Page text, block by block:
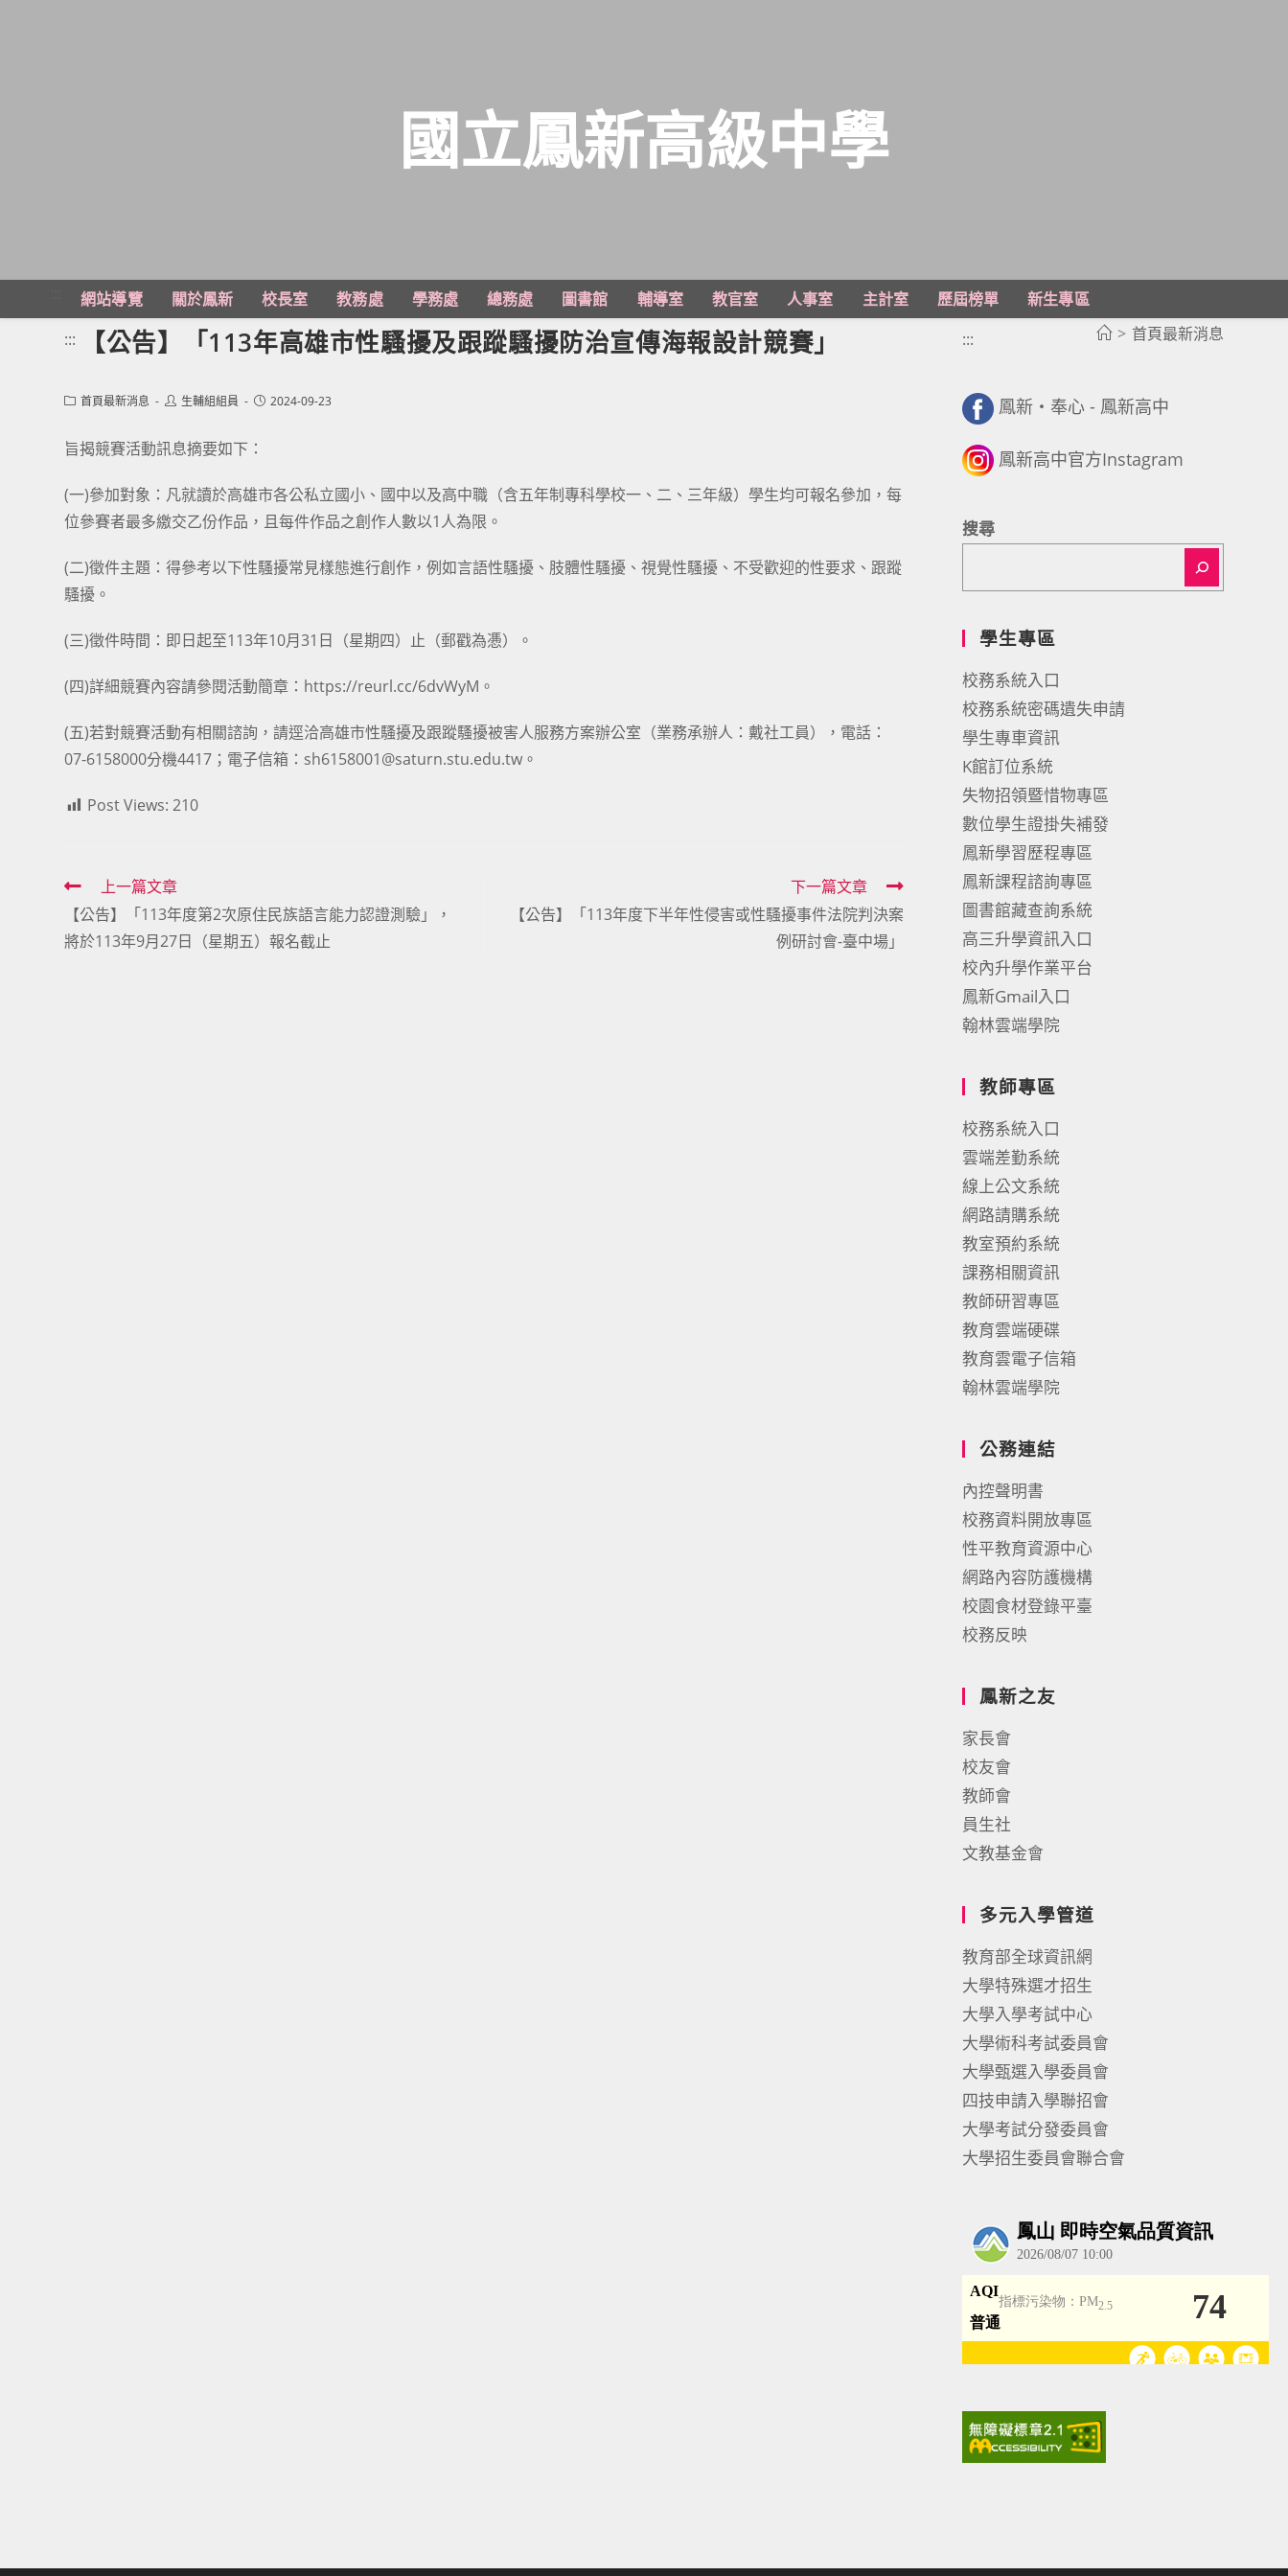
主
國立鳳新高級中學
網站導覽 關於鳳新 校長室 教務處 學務處 總務處 圖書館 輔導室 教官室 人事室 主計室 歷屆榜單
新生專區
> 首頁最新消息
::: 【公告】「113年高雄市性騷擾及跟蹤騷擾防治宣傳海報設計競賽」
Post首頁最新消息
Post生輔組組員
Post2024-09-23
旨揭競賽活動訊息摘要如下：
(一)參加對象：凡就讀於高雄市各公私立國小、國中以及高中職（含五年制專科學校一、二、三年級）學生均可報名參加，每
位參賽者最多繳交乙份作品，且每件作品之創作人數以1人為限。
(二)徵件主題：得參考以下性騷擾常見樣態進行創作，例如言語性騷擾、肢體性騷擾、視覺性騷擾、不受歡迎的性要求、跟蹤
騷擾。
(三)徵件時間：即日起至113年10月31日（星期四）止（郵戳為慿）。
(四)詳細競賽內容請參閱活動簡章： https://reurl.cc/6dvWyM 。
(五)若對競賽活動有相關諮詢，請逕洽高雄市性騷擾及跟蹤騷擾被害人服務方案辦公室（業務承辦人：戴社工員），電話：
07-6158000分機4417；電子信箱：sh6158001@saturn.stu.edu.tw。
Post Views: 210
Read
more
articles
上一篇文章
【公告】「113年度第2次原住民族語言能力認證測驗」，
將於113年9月27日（星期五）報名截止
下一篇文章
【公告】「113年度下半年性侵害或性騷擾事件法院判決案
例研討會-臺中場」
:::
鳳新・奉心 - 鳳新高中
鳳新高中官方Instagram
搜尋
學生專區
校務系統入口
校務系統密碼遺失申請
學生專車資訊
K館訂位系統
失物招領暨惜物專區
數位學生證掛失補發
鳳新學習歷程專區
鳳新課程諮詢專區
圖書館藏查詢系統
高三升學資訊入口
校內升學作業平台
鳳新Gmail入口
翰林雲端學院
教師專區
校務系統入口
雲端差勤系統
線上公文系統
網路請購系統
教室預約系統
課務相關資訊
教師研習專區
教育雲端硬碟
教育雲電子信箱
翰林雲端學院
公務連結
內控聲明書
校務資料開放專區
性平教育資源中心
網路內容防護機構
校園食材登錄平臺
校務反映
鳳新之友
家長會
校友會
教師會
員生社
文教基金會
多元入學管道
教育部全球資訊網
大學特殊選才招生
大學入學考試中心
大學術科考試委員會
大學甄選入學委員會
四技申請入學聯招會
大學考試分發委員會
大學招生委員會聯合會